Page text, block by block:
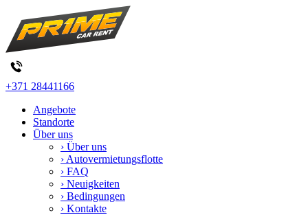
+371 28441166
Angebote
Standorte
Über uns
› Über uns
› Autovermietungsflotte
› FAQ
› Neuigkeiten
› Bedingungen
› Kontakte